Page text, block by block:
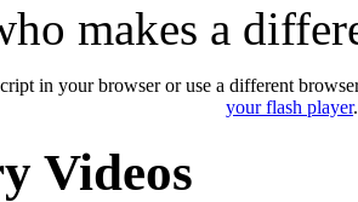
makes a
in your browser or use a different
your flash player.
Videos